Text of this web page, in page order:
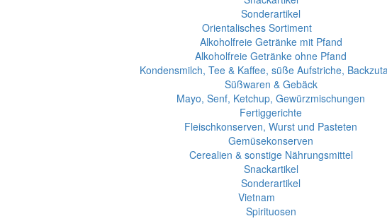
Sonderartikel
Orientalisches Sortiment
Alkoholfreie Getränke mit Pfand
Alkoholfreie Getränke ohne Pfand
Kondensmilch, Tee & Kaffee, süße Aufstriche,
Süßwaren & Gebäck
Mayo, Senf, Ketchup, Gewürzmischungen
Fertiggerichte
Fleischkonserven, Wurst und Pasteten
Gemüsekonserven
Cerealien & sonstige Nährungsmittel
Snackartikel
Sonderartikel
Vietnam
Spirituosen